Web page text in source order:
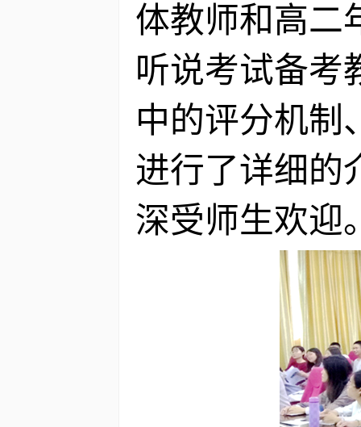
体教师和高二
听说考试备考
中的评分机制
进行了详细的
深受师生欢迎